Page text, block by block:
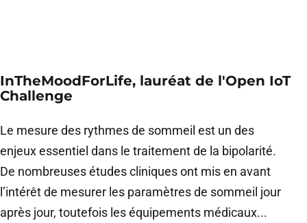
InTheMoodForLife, lauréat de l'Open IoT
Challenge
Le mesure des rythmes de sommeil est un des
enjeux essentiel dans le traitement de la bipolarité.
De nombreuses études cliniques ont mis en avant
l’intérêt de mesurer les paramètres de sommeil jour
après jour, toutefois les équipements médicaux...